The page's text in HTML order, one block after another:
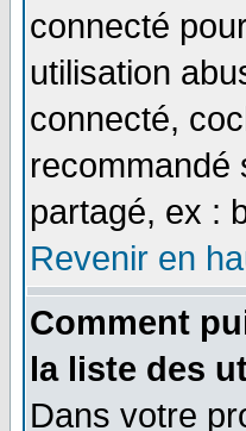
connecté
utilisation
connecté,
recommandé
partagé, ex :
Revenir en
Comment
la liste des
Dans votre